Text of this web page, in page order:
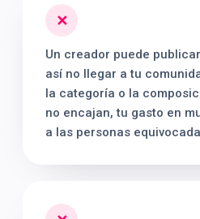
✕
Un creador puede
así no llegar a tu
la categoría o la
no encajan, tu gasto en
a las personas